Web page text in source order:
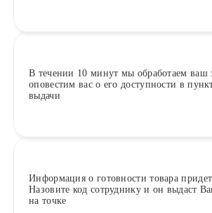
В течении 10 минут мы обработаем ваш
оповестим вас о его доступности в
выдачи
Информация о готовности товара
Назовите код сотруднику и он выдаст
на точке